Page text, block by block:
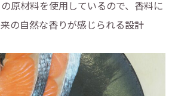
原材料を使用しているので、香料に
の自然な香りが感じられる設計